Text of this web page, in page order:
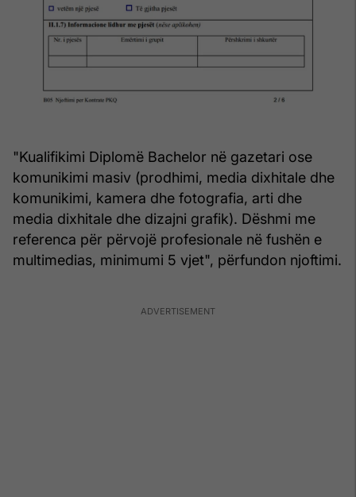
"Kualifikimi Diplomë Bachelor në gazetari ose
komunikimi masiv (prodhimi, media dixhitale dhe
komunikimi, kamera dhe fotografia, arti dhe
media dixhitale dhe dizajni grafik). Dëshmi me
referenca për përvojë profesionale në fushën e
multimedias, minimumi 5 vjet", përfundon njoftimi.